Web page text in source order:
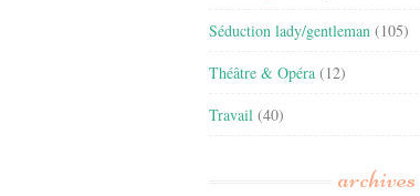
Séduction lady/gentleman (105)
Théâtre & Opéra (12)
Travail (40)
archives